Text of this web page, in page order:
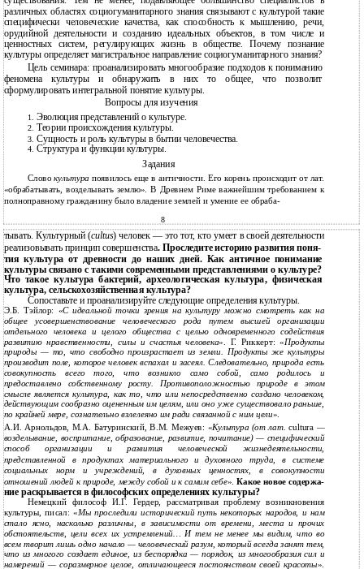
различных областях социогуманитарного знания связывают с культурой такие
специфически человеческие качества, как способность к мышлению, речи,
орудийной деятельности и созданию идеальных объектов, в том числе и
ценностных систем, регулирующих жизнь в обществе. Почему познание
культуры определяет магистральное направление социогуманитарного знания?
Цель семинара: проанализировать многообразие подходов к пониманию
феномена культуры и обнаружить в них то общее, что позволит
сформулировать интегральной понятие культуры.
Вопросы для изучения
1. Эволюция представлений о культуре.
2. Теории происхождения культуры.
3. Сущность и роль культуры в бытии человечества.
4. Структура и функции культуры.
Задания
Словокультура появилось еще в античности. Его корень происходит от лат.
«обрабатывать, возделывать землю». В Древнем Риме важнейшим требованием к
полноправному гражданину было владение землей и умение ее обраба-
8
тывать. Культурный (cultus) человек — это тот, кто умеет в своей деятельности
реализовывать принцип совершенства. Проследите историю развития поня-
тия культура от древности до наших дней. Как античное понимание
культуры связано с такими современными представлениями о культуре?
Что такое культура бактерий, археологическая культура, физическая
культура, сельскохозяйственная культура?
Сопоставьте и проанализируйте следующие определения культуры.
Э.Б. Тэйлор: «С идеальной точки зрения на культуру можно смотреть как на
общее усовершенствование человеческого рода путем высшей организации
отдельного человека и целого общества с целью одновременного содействия
развитию нравственности, силы и счастья человека». Г. Риккерт: «Продукты
природы — то, что свободно произрастает из земли. Продукты же культуры
производит поле, которое человек вспахал и засеял. Следовательно, природа есть
совокупность всего того, что возникло само собой, само родилось и
предоставлено собственному росту. Противоположностью природе в этом
смысле является культура, как то, что или непосредственно создано человеком,
действующим сообразно оцененным им целям, или оно уже существовало раньше,
по крайней мере, сознательно взлелеяно им ради связанной с ним цели».
А.И. Арнольдов, М.А. Батуринский, В.М. Межуев: «Культура (от лат.cultura —
возделывание, воспритание, образование, развитие, почитание) — специфический
способ организации и развития человеческой жизнедеятельности,
представленной в продуктах материального и духовного труда, в системе
социальных норм и учреждений, в духовных ценностях, в совокупности
отношений людей к природе, между собой и к самим себе».Какое новое содержа-
ние раскрывается в философских определениях культуры?
Немецкий философ И.Г. Гердер, рассматривая проблему возникновения
культуры, писал: «Мы проследили исторический путь некоторых народов, и нам
стало ясно, насколько различны, в зависимости от времени, места и прочих
обстоятельств, цели всех их устремлений… И тем не менее мы видим, что во
всем творит лишь одно начало — человеческий разум, который всегда занят тем,
что из многого создает единое, из беспорядка — порядок, из многообразия сил и
намерений — соразмерное целое, отличающееся постоянством своей красоты».